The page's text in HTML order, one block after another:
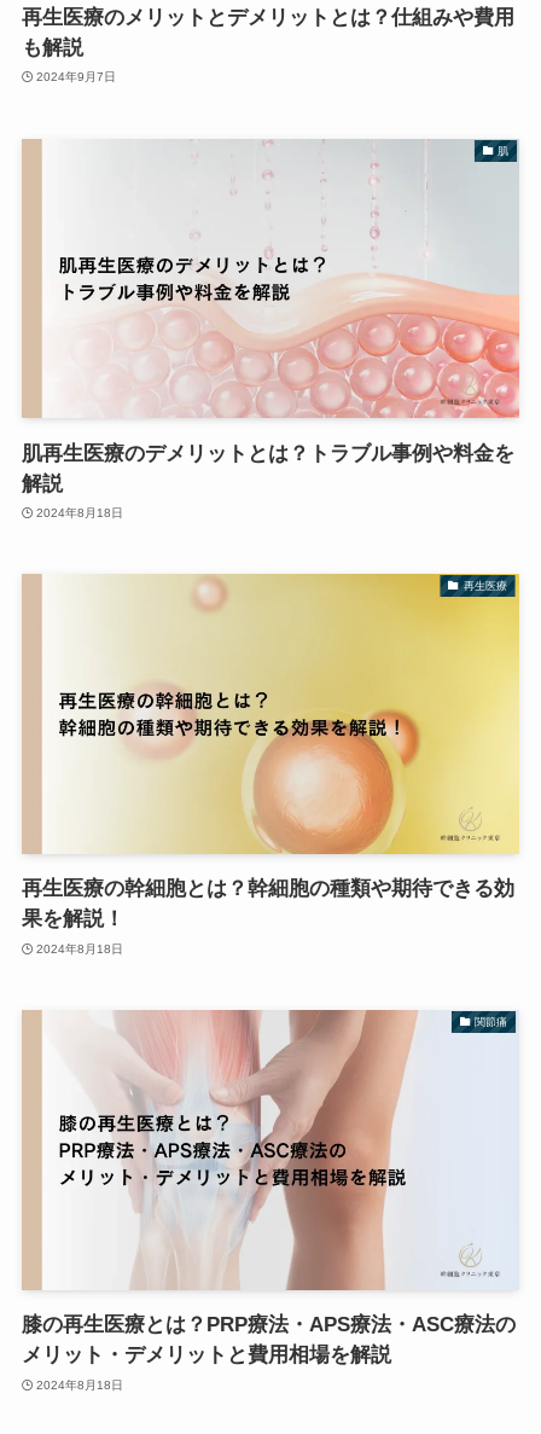
再生医療のメリットとデメリットとは？仕組みや費用
も解説
2024年9月7日
肌
肌再生医療のデメリットとは？トラブル事例や料金を
解説
2024年8月18日
再生医療
再生医療の幹細胞とは？幹細胞の種類や期待できる効
果を解説！
2024年8月18日
関節痛
膝の再生医療とは？PRP療法・APS療法・ASC療法の
メリット・デメリットと費用相場を解説
2024年8月18日